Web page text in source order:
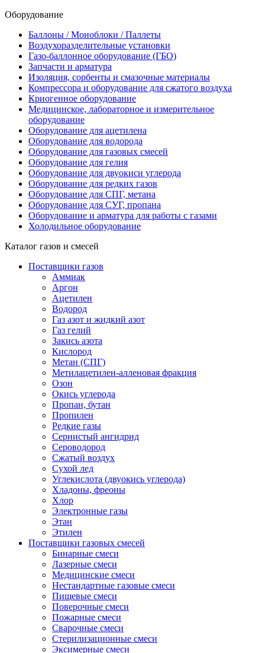
Оборудование
Баллоны / Моноблоки / Паллеты
Воздухоразделительные установки
Газо-баллонное оборудование (ГБО)
Запчасти и арматура
Изоляция, сорбенты и смазочные материалы
Компрессора и оборудование для сжатого воздуха
Криогенное оборудование
Медицинское, лабораторное и измерительное
оборудование
Оборудование для ацетилена
Оборудование для водорода
Оборудование для газовых смесей
Оборудование для гелия
Оборудование для двуокиси углерода
Оборудование для редких газов
Оборудование для СПГ, метана
Оборудование для СУГ, пропана
Оборудование и арматура для работы с газами
Холодильное оборудование
Каталог газов и смесей
Поставщики газов
Аммиак
Аргон
Ацетилен
Водород
Газ азот и жидкий азот
Газ гелий
Закись азота
Кислород
Метан (СПГ)
Метилацетилен-алленовая фракция
Озон
Окись углерода
Пропан, бутан
Пропилен
Редкие газы
Сернистый ангидрид
Сероводород
Сжатый воздух
Сухой лед
Углекислота (двуокись углерода)
Хладоны, фреоны
Хлор
Электронные газы
Этан
Этилен
Поставщики газовых смесей
Бинарные смеси
Лазерные смеси
Медицинские смеси
Нестандартные газовые смеси
Пищевые смеси
Поверочные смеси
Пожарные смеси
Сварочные смеси
Стерилизационные смеси
Эксимерные смеси